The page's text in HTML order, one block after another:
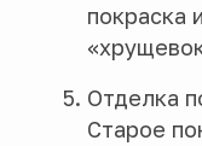
покраска
Отделка
Старое